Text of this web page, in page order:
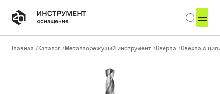
Главная /Каталог /Металлорежущий инструмент /Сверла /Сверла с